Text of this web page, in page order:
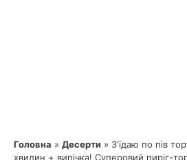
Головна » Десерти » Зʼїдаю по пів
хвилин + випічка! Суперовий пиріг-